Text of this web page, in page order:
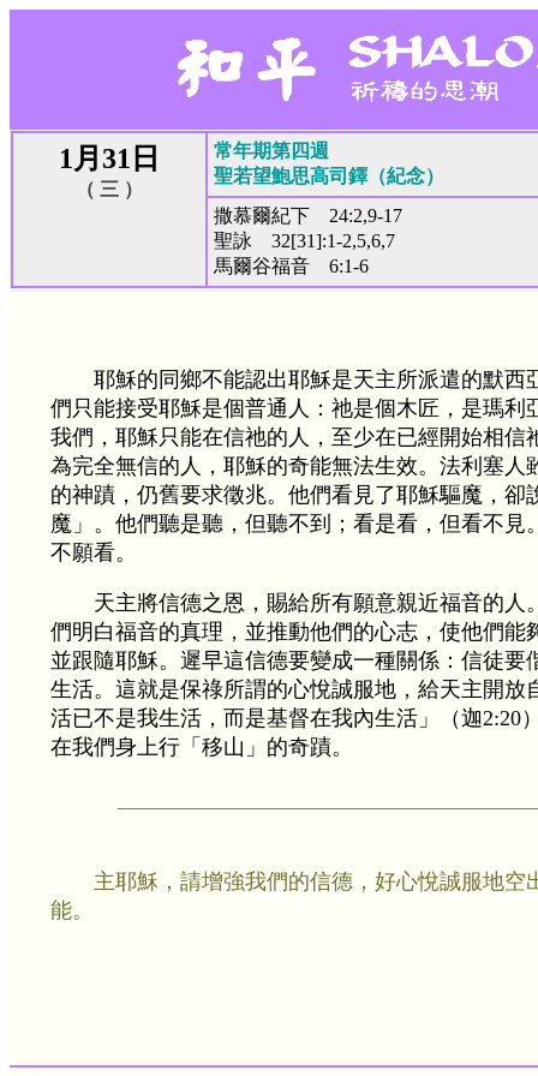
1月31日
（ 三 ）
常年期第四週
聖若望鮑思高司鐸（紀念）
撒慕爾紀下 24:2,9-17
聖詠 32[31]:1-2,5,6,7
馬爾谷福音 6:1-6
耶穌的同鄉不能認出耶穌是天主所派遣的默西
們只能接受耶穌是個普通人：祂是個木匠，是瑪利
我們，耶穌只能在信祂的人，至少在已經開始相信
為完全無信的人，耶穌的奇能無法生效。法利塞人
的神蹟，仍舊要求徵兆。他們看見了耶穌驅魔，卻
魔」。他們聽是聽，但聽不到；看是看，但看不見
不願看。
天主將信德之恩，賜給所有願意親近福音的人
們明白福音的真理，並推動他們的心志，使他們能
並跟隨耶穌。遲早這信德要變成一種關係：信徒要
生活。這就是保祿所謂的心悅誠服地，給天主開放
活已不是我生活，而是基督在我內生活」（迦2:20
在我們身上行「移山」的奇蹟。
主耶穌，請增強我們的信德，好心悅誠服地空
能。